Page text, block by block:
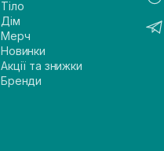
Тіло
Дім
Мерч
Новинки
Акції та знижки
Бренди